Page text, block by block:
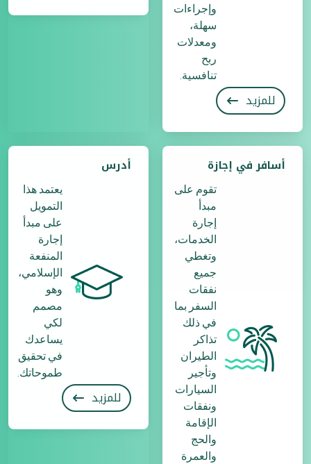
وإجراءات
سهلة،
ومعدلات
ربح
تنافسية.
للمزيد
أسافر في إجازة
تقوم على
مبدأ
إجارة
الخدمات،
وتغطي
جميع
نفقات
السفر بما
في ذلك
تذاكر
الطيران
وتأجير
السيارات
ونفقات
الإقامة
والحج
والعمرة
أدرس
يعتمد هذا
التمويل
على مبدأ
إجارة
المنفعة
الإسلامي،
وهو
مصمم
لكي
يساعدك
في تحقيق
طموحاتك.
للمزيد